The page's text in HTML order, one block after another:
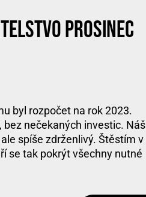
PROSINEC
byl rozpočet na rok 2023.
nečekaných investic. Náš
spíše zdrženlivý. Štěstím v
se tak pokrýt všechny nutné